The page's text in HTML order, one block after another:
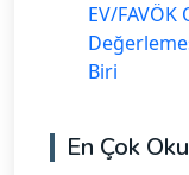
EV/
Biri
En Çok